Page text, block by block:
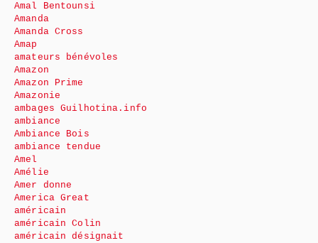
Amal Bentounsi
Amanda
Amanda Cross
Amap
amateurs bénévoles
Amazon
Amazon Prime
Amazonie
ambages Guilhotina.info
ambiance
Ambiance Bois
ambiance tendue
Amel
Amélie
Amer donne
America Great
américain
américain Colin
américain désignait